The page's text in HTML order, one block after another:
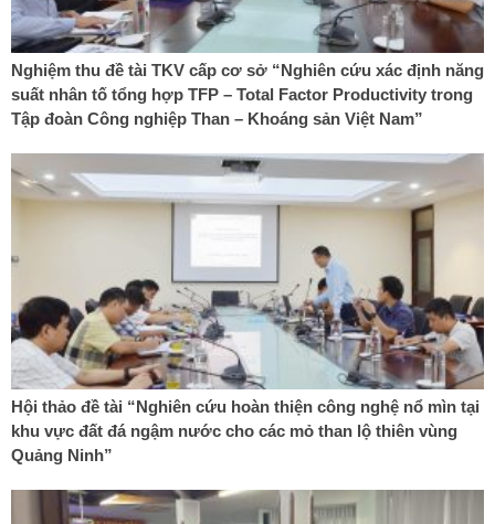
Nghiệm thu đề tài TKV cấp cơ sở “Nghiên cứu xác định năng
suất nhân tố tổng hợp TFP – Total Factor Productivity trong
Tập đoàn Công nghiệp Than – Khoáng sản Việt Nam”
Hội thảo đề tài “Nghiên cứu hoàn thiện công nghệ nổ mìn tại
khu vực đất đá ngậm nước cho các mỏ than lộ thiên vùng
Quảng Ninh”